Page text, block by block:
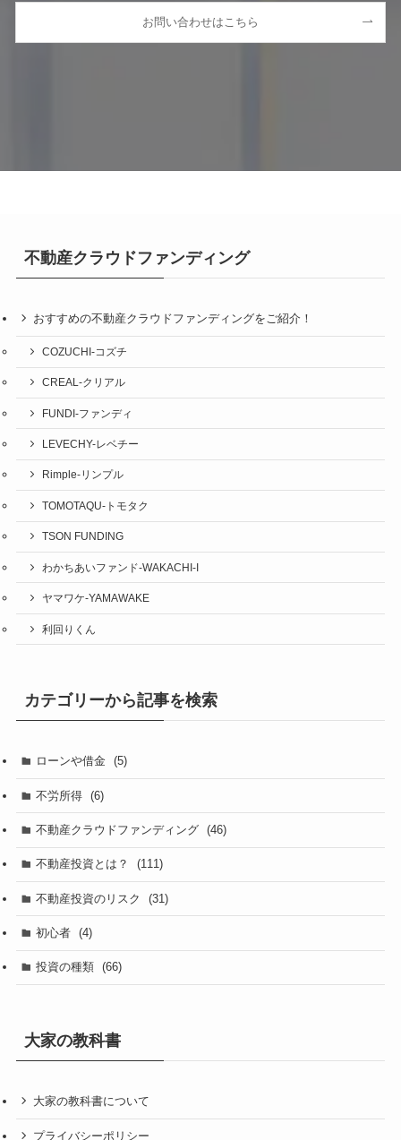
お問い合わせはこちら
不動産クラウドファンディング
おすすめの不動産クラウドファンディングをご紹介！
COZUCHI-コズチ
CREAL-クリアル
FUNDI-ファンディ
LEVECHY-レベチー
Rimple-リンプル
TOMOTAQU-トモタク
TSON FUNDING
わかちあいファンド-WAKACHI-I
ヤマワケ-YAMAWAKE
利回りくん
カテゴリーから記事を検索
ローンや借金 (5)
不労所得 (6)
不動産クラウドファンディング (46)
不動産投資とは？ (111)
不動産投資のリスク (31)
初心者 (4)
投資の種類 (66)
大家の教科書
大家の教科書について
プライバシーポリシー